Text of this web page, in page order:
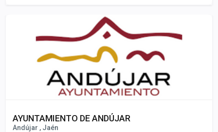
AYUNTAMIENTO DE ANDÚJAR
Andújar , Jaén